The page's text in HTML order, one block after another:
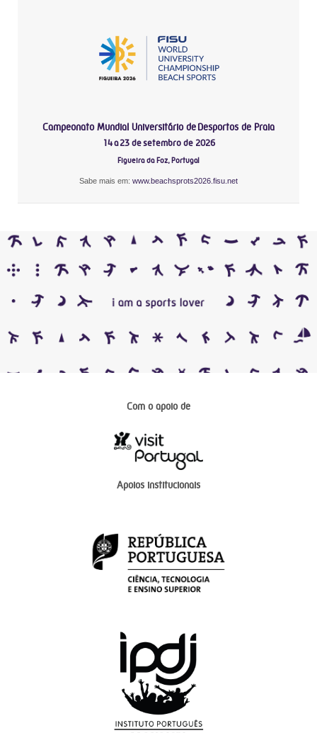
Campeonato Mundial Universitário de Desportos de Praia
14 a 23 de setembro de 2026
Figueira da Foz, Portugal
Sabe mais em: www.beachsprots2026.fisu.net
Com o apoio de
Apoios institucionais